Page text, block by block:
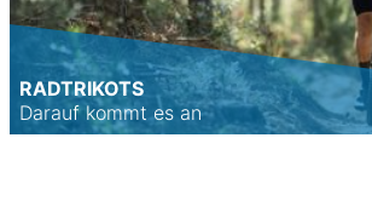
RADTRIKOTS
Darauf kommt es an